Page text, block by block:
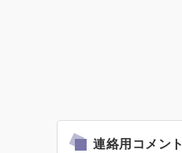
連絡用コメント